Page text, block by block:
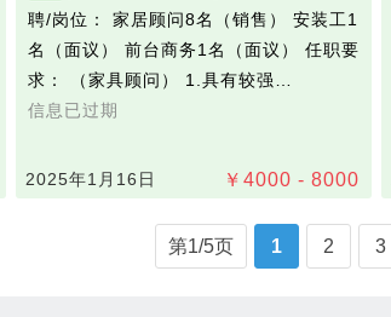
聘/岗位： 家居顾问8名（销售） 安装工1
名（面议） 前台商务1名（面议） 任职要
求： （家具顾问） 1.具有较强…
信息已过期
￥ 4000 - 8000
2025年1月16日
第1/5页 1 2 3